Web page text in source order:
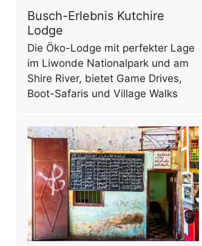
Busch-Erlebnis Kutchire
Lodge
Die Öko-Lodge mit perfekter Lage
im Liwonde Nationalpark und am
Shire River, bietet Game Drives,
Boot-Safaris und Village Walks